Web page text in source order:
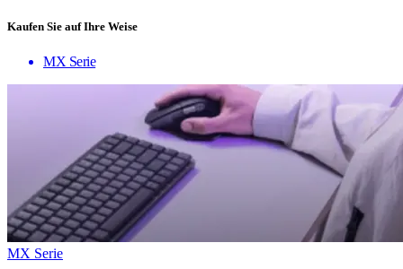
Kaufen Sie auf Ihre Weise
MX Serie
MX Serie